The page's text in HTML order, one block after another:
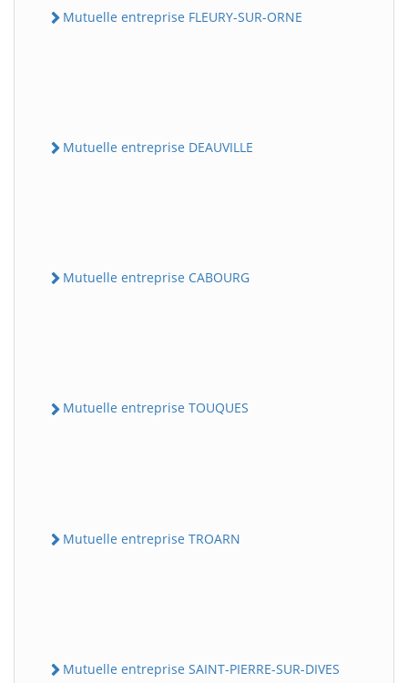
Mutuelle entreprise FLEURY-SUR-ORNE
Mutuelle entreprise DEAUVILLE
Mutuelle entreprise CABOURG
Mutuelle entreprise TOUQUES
Mutuelle entreprise TROARN
Mutuelle entreprise SAINT-PIERRE-SUR-DIVES